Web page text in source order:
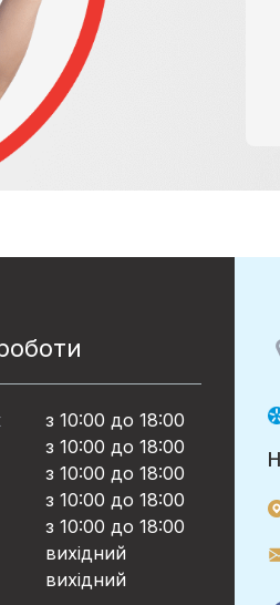
з 10:00 до 18:00
з 10:00 до 18:00
з 10:00 до 18:00
з 10:00 до 18:00
з 10:00 до 18:00
вихідний
вихідний